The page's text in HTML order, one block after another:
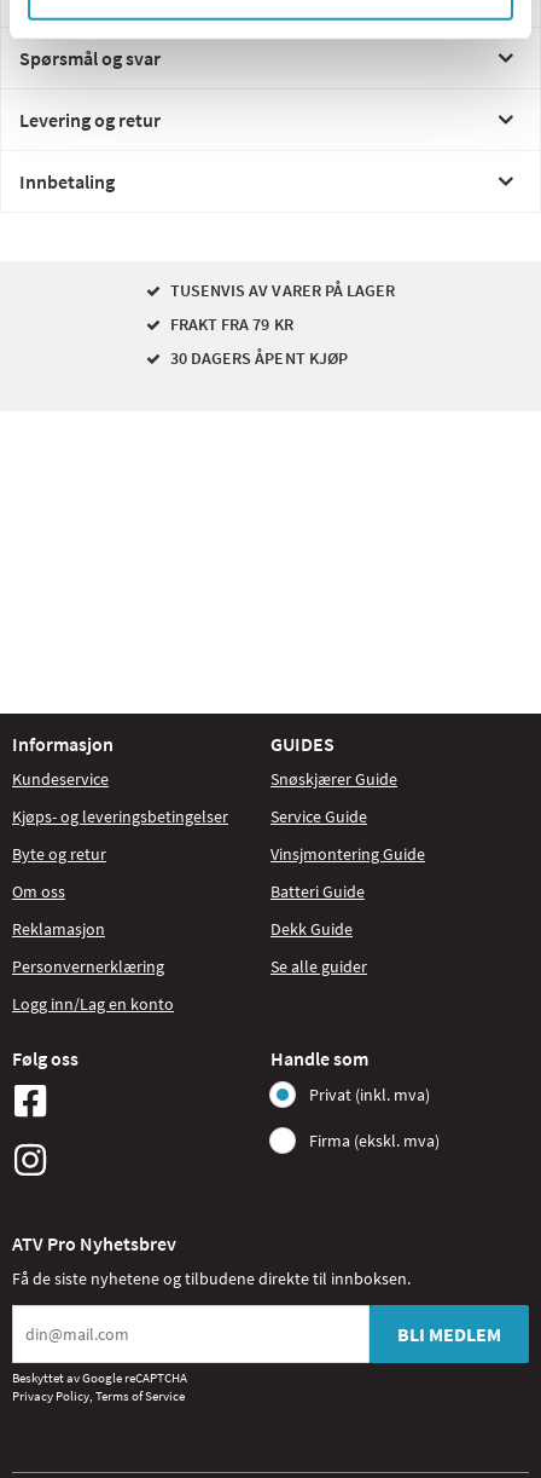
Spørsmål og svar
Levering og retur
Innbetaling
TUSENVIS AV VARER PÅ LAGER
FRAKT FRA 79 KR
30 DAGERS ÅPENT KJØP
Informasjon
Kundeservice
Kjøps- og leveringsbetingelser
Byte og retur
Om oss
Reklamasjon
Personvernerklæring
Logg inn/Lag en konto
GUIDES
Snøskjærer Guide
Service Guide
Vinsjmontering Guide
Batteri Guide
Dekk Guide
Se alle guider
Følg oss Handle som
Privat (inkl. mva)
Firma (ekskl. mva)
ATV Pro Nyhetsbrev
Få de siste nyhetene og tilbudene direkte til innboksen.
BLI MEDLEM
Beskyttet av Google reCAPTCHA
Privacy Policy, Terms of Service